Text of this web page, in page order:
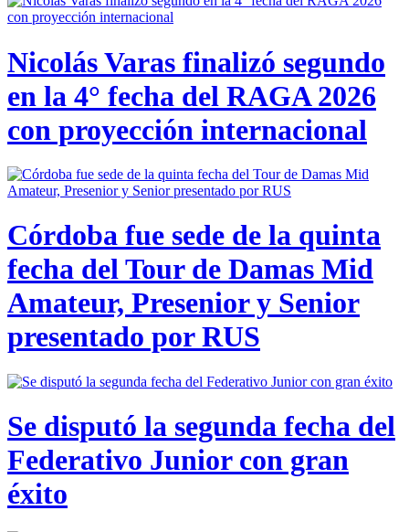
Nicolás Varas finalizó segundo
en la 4° fecha del RAGA 2026
con proyección internacional
Córdoba fue sede de la quinta
fecha del Tour de Damas Mid
Amateur, Presenior y Senior
presentado por RUS
Se disputó la segunda fecha del
Federativo Junior con gran
éxito